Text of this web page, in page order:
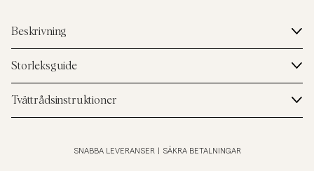
Beskrivning
Storleksguide
Tvättrådsinstruktioner
SNABBA LEVERANSER SÄKRA BETALNINGAR